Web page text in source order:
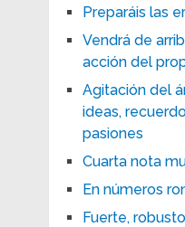
Preparáis las
Vendrá de
acción del
Agitación del
ideas,
pasiones
Cuarta nota
En números
Fuerte,